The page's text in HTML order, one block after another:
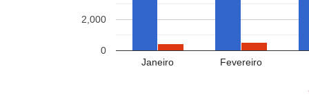
Janeiro Fevereiro
0
2,000